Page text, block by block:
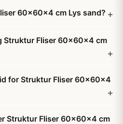
60x60x4 cm Lys sand?
Struktur Fliser 60x60x4 cm
for Struktur Fliser 60x60x4
Struktur Fliser 60x60x4 cm